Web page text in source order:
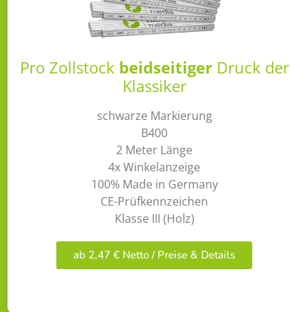
Pro Zollstock beidseitiger Druck der
Klassiker
schwarze Markierung
B400
2 Meter Länge
4x Winkelanzeige
100% Made in Germany
CE-Prüfkennzeichen
Klasse III (Holz)
ab 2,47 € Netto / Preise & Details